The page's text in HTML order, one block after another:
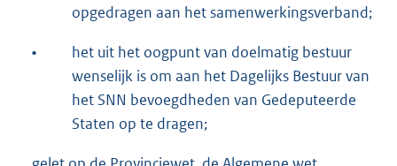
opgedragen aan het samenwerkingsverband;
•
het uit het oogpunt van doelmatig bestuur
wenselijk is om aan het Dagelijks Bestuur van
het SNN bevoegdheden van Gedeputeerde
Staten op te dragen;